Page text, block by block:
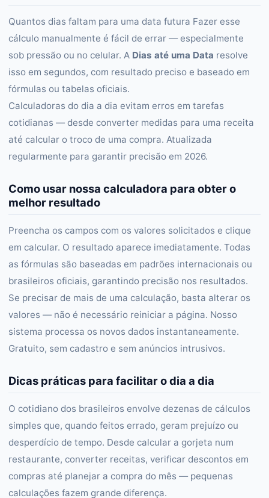
Quantos dias faltam para uma data futura Fazer esse
cálculo manualmente é fácil de errar — especialmente
sob pressão ou no celular. A Dias até uma Data resolve
isso em segundos, com resultado preciso e baseado em
fórmulas ou tabelas oficiais.
Calculadoras do dia a dia evitam erros em tarefas
cotidianas — desde converter medidas para uma receita
até calcular o troco de uma compra. Atualizada
regularmente para garantir precisão em 2026.
Como usar nossa calculadora para obter o
melhor resultado
Preencha os campos com os valores solicitados e clique
em calcular. O resultado aparece imediatamente. Todas
as fórmulas são baseadas em padrões internacionais ou
brasileiros oficiais, garantindo precisão nos resultados.
Se precisar de mais de uma calculação, basta alterar os
valores — não é necessário reiniciar a página. Nosso
sistema processa os novos dados instantaneamente.
Gratuito, sem cadastro e sem anúncios intrusivos.
Dicas práticas para facilitar o dia a dia
O cotidiano dos brasileiros envolve dezenas de cálculos
simples que, quando feitos errado, geram prejuízo ou
desperdício de tempo. Desde calcular a gorjeta num
restaurante, converter receitas, verificar descontos em
compras até planejar a compra do mês — pequenas
calculações fazem grande diferença.